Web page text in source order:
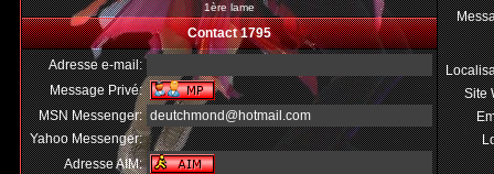
1ère lame
Site
Contact 1795
Adresse e-mail:
Message Privé:
MSN Messenger: deutchmond@hotmail.com
Yahoo Messenger:
Adresse AIM: